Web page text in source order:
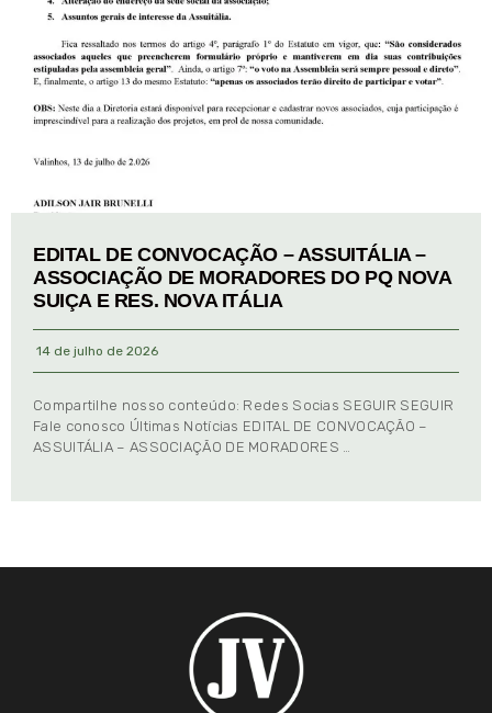
EDITAL DE CONVOCAÇÃO – ASSUITÁLIA –
ASSOCIAÇÃO DE MORADORES DO PQ NOVA
SUIÇA E RES. NOVA ITÁLIA
14 de julho de 2026
Compartilhe nosso conteúdo: Redes Socias SEGUIR SEGUIR
Fale conosco Últimas Notícias EDITAL DE CONVOCAÇÃO –
ASSUITÁLIA – ASSOCIAÇÃO DE MORADORES …